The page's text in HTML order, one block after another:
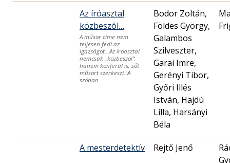
Az íróasztal
közbeszól…
A műsor címe nem
teljesen fedi az
igazságot…Az íróasztal
nemcsak „közbeszól”,
hanem konferál is, sőt
műsort szerkeszt. A
szóban
Bodor Zoltán,
Földes György,
Galambos
Szilveszter,
Garai Imre,
Gerényi Tibor,
Győri Illés
István, Hajdú
Lilla, Harsányi
Béla
A mesterdetektív Rejtő Jenő